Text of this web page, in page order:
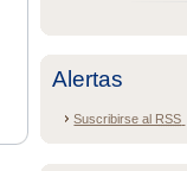
Alertas
Suscribirse al RSS